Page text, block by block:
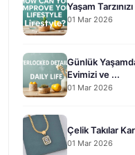
Yaşam
01 Mar 2026
Günlük
Evimizi ve ...
01 Mar 2026
Çelik Takılar
01 Mar 2026